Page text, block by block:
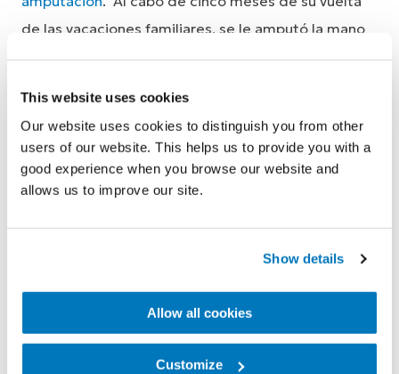
This website uses cookies
Our website uses cookies to distinguish you from other
users of our website. This helps us to provide you with a
good experience when you browse our website and
allows us to improve our site.
Show details
Allow all cookies
Customize
de las vacaciones familiares, se le amputó la mano
derecha por encima de la muñeca.
Jonathan llevó muy bien el proceso de
rehabilitación y recuperación y adquirió
rápidamente una mano protésica. El dispositivo
estaba mal ajustado y le resultaba incómodo.